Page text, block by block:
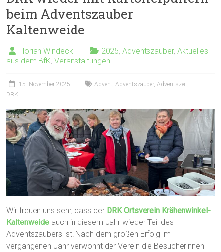
beim Adventszauber
Kaltenweide
Florian Windeck 2025,Adventszauber,Aktuelles
aus dem BfK,Veranstaltungen
15. November 2025 Advent,Adventszauber,Adventszeit,
DRK
Wir freuen uns sehr, dass der DRK Ortsverein Krähenwinkel-
Kaltenweide auch in diesem Jahr wieder Teil des
Adventszaubers ist! Nach dem großen Erfolg im
vergangenen Jahr verwöhnt der Verein die Besucherinnen